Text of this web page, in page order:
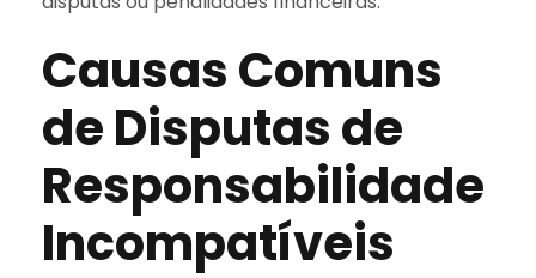
Causas Comuns
de Disputas de
Responsabilidade
Incompatíveis